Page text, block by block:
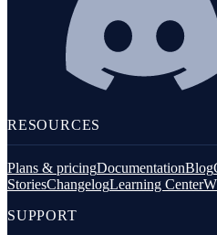
RESOURCES
Plans & pricingDocumentationBlog
StoriesChangelogLearning Center
SUPPORT